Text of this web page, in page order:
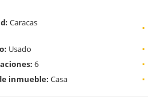
Caracas
Usado
6
inmueble: Casa